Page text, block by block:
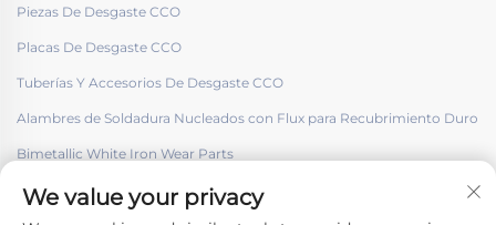
Piezas De Desgaste CCO
Placas De Desgaste CCO
Tuberías Y Accesorios De Desgaste CCO
Alambres de Soldadura Nucleados con Flux para Recubrimiento Duro
Bimetallic White Iron Wear Parts
We value your privacy